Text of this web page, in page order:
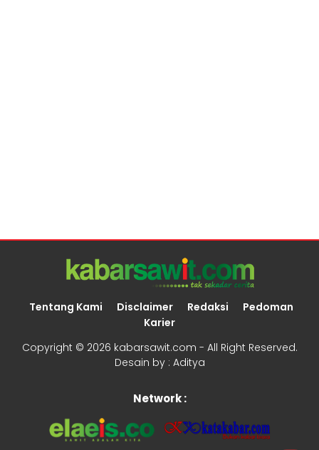
Tentang Kami Disclaimer Redaksi
Pedoman
Karier
Copyright © 2026 kabarsawit.com - All Right Reserved.
Desain by : Aditya
Network :